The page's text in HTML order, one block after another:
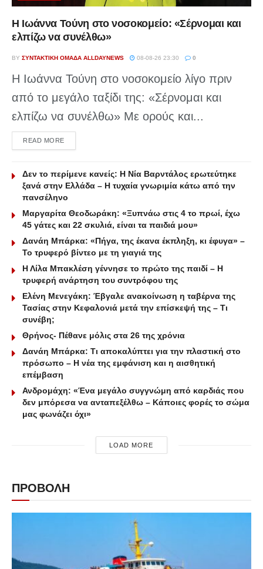
Η Ιωάννα Τούνη στο νοσοκομείο: «Σέρνομαι και
ελπίζω να συνέλθω»
BY ΣΥΝΤΑΚΤΙΚΉ ΟΜΆΔΑ ALLDAYNEWS 08-08-26 23:30 0
Η Ιωάννα Τούνη στο νοσοκομείο λίγο πριν
από το μεγάλο ταξίδι της: «Σέρνομαι και
ελπίζω να συνέλθω» Με ορούς και...
READ MOREDETAILS
Δεν το περίμενε κανείς: Η Νία Βαρντάλος ερωτεύτηκε
ξανά στην Ελλάδα – Η τυχαία γνωριμία κάτω από την
πανσέληνο
Μαργαρίτα Θεοδωράκη: «Ξυπνάω στις 4 το πρωί, έχω
45 γάτες και 22 σκυλιά, είναι τα παιδιά μου»
Δανάη Μπάρκα: «Πήγα, της έκανα έκπληξη, κι έφυγα» –
Το τρυφερό βίντεο με τη γιαγιά της
Η Λίλα Μπακλέση γέννησε το πρώτο της παιδί – Η
τρυφερή ανάρτηση του συντρόφου της
Ελένη Μενεγάκη: Έβγαλε ανακοίνωση η ταβέρνα της
Τασίας στην Κεφαλονιά μετά την επίσκεψή της – Τι
συνέβη;
Θρήνος- Πέθανε μόλις στα 26 της χρόνια
Δανάη Μπάρκα: Τι αποκαλύπτει για την πλαστική στο
πρόσωπο – Η νέα της εμφάνιση και η αισθητική
επέμβαση
Ανδρομάχη: «Ένα μεγάλο συγγνώμη από καρδιάς που
δεν μπόρεσα να ανταπεξέλθω – Κάποιες φορές το σώμα
μας φωνάζει όχι»
LOAD MORE
ΠΡΟΒΟΛΗ